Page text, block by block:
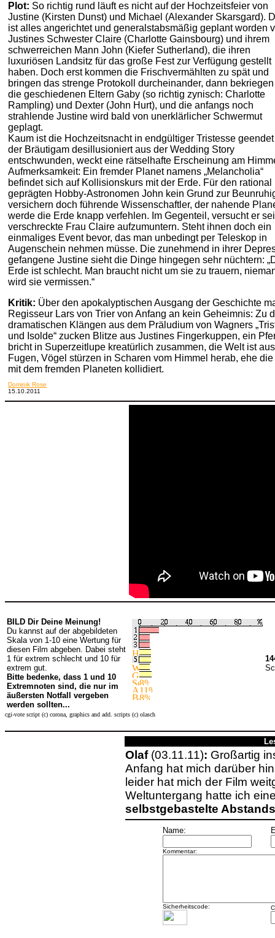
Plot: So richtig rund läuft es nicht auf der Hochzeitsfeier von
Justine (Kirsten Dunst) und Michael (Alexander Skarsgard).
ist alles angerichtet und generalstabsmäßig geplant worden
Justines Schwester Claire (Charlotte Gainsbourg) und ihrem
schwerreichen Mann John (Kiefer Sutherland), die ihren
luxuriösen Landsitz für das große Fest zur Verfügung gestellt
haben. Doch erst kommen die Frischvermählten zu spät und
bringen das strenge Protokoll durcheinander, dann
die geschiedenen Eltern Gaby (so richtig zynisch: Charlotte
Rampling) und Dexter (John Hurt), und die anfangs noch
strahlende Justine wird bald von unerklärlicher Schwermut
geplagt.
Kaum ist die Hochzeitsnacht in endgültiger Tristesse
der Bräutigam desillusioniert aus der Wedding Story
entschwunden, weckt eine rätselhafte Erscheinung am
Aufmerksamkeit: Ein fremder Planet namens „Melancholia“
befindet sich auf Kollisionskurs mit der Erde. Für den rational
geprägten Hobby-Astronomen John kein Grund zur
versichern doch führende Wissenschaftler, der nahende
werde die Erde knapp verfehlen. Im Gegenteil, versucht er
verschreckte Frau Claire aufzumuntern. Steht ihnen doch ein
einmaliges Event bevor, das man unbedingt per Teleskop in
Augenschein nehmen müsse. Die zunehmend in ihrer
gefangene Justine sieht die Dinge hingegen sehr nüchtern:
Erde ist schlecht. Man braucht nicht um sie zu trauern,
wird sie vermissen.“
Kritik: Über den apokalyptischen Ausgang der Geschichte
Regisseur Lars von Trier von Anfang an kein Geheimnis: Zu
dramatischen Klängen aus dem Präludium von Wagners
und Isolde“ zucken Blitze aus Justines Fingerkuppen, ein
bricht in Superzeitlupe kreatürlich zusammen, die Welt ist
Fugen, Vögel stürzen in Scharen vom Himmel herab, ehe
mit dem fremden Planeten kollidiert.
Dominik Rose
15.10.2011
BILD Dir Deine Meinung!
Du kannst auf der abgebildeten
Skala von 1-10 eine Wertung für
diesen Film abgeben. Dabei steht
1 für extrem schlecht und 10 für
extrem gut.
Bitte bedenke, dass 1 und 10
Extremnoten sind, die nur im
äußersten Notfall vergeben
werden sollten...
cgi-vote script (c) corona, graphics and add. scripts (c) olasch
Olaf(03.11.11): Großartig
Anfang hat mich darüber
leider hat mich der Film
Weltuntergang hatte ich
selbstgebastelte
Name:
Kommentar:
Sicherheitscode: